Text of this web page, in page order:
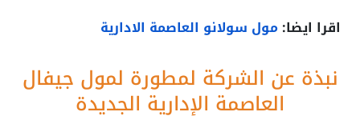
اقرا ايضا:مول سولانو العاصمة الادارية
نبذة عن الشركة لمطورة لمول جيفال
العاصمة الإدارية الجديدة